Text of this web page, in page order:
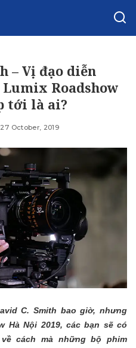
– Vị đạo diễn
Roadshow
tới là ai?
27 October, 2019
C. Smith bao giờ, nhưng
Hà Nội 2019, các bạn sẽ có
cách mà những bộ phim